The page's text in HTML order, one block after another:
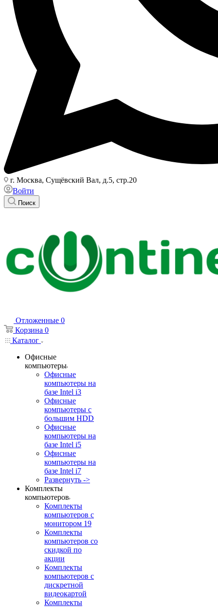
г. Москва, Сущёвский Вал, д.5, стр.20
Войти
Поиск
Отложенные 0
Корзина 0
Каталог
Офисные
компьютеры
Офисные
компьютеры на
базе Intel i3
Офисные
компьютеры с
большим HDD
Офисные
компьютеры на
базе Intel i5
Офисные
компьютеры на
базе Intel i7
Развернуть ->
Комплекты
компьютеров
Комплекты
компьютеров с
монитором 19
Комплекты
компьютеров со
скидкой по
акции
Комплекты
компьютеров с
дискретной
видеокартой
Комплекты